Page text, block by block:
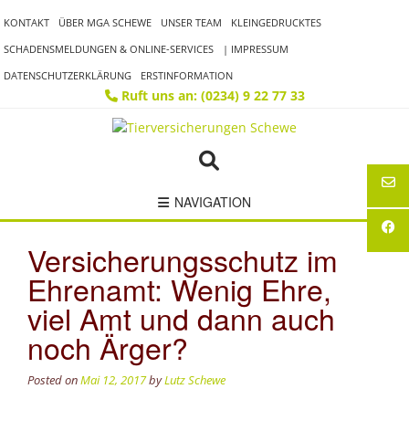
to
content
KONTAKT ÜBER MGA SCHEWE UNSER TEAM
KLEINGEDRUCKTES
SCHADENSMELDUNGEN & ONLINE-SERVICES
| IMPRESSUM
DATENSCHUTZERKLÄRUNG
ERSTINFORMATION
Ruft uns an: (0234) 9 22 77 33
NAVIGATION
Versicherungsschutz im
Ehrenamt: Wenig Ehre,
viel Amt und dann auch
noch Ärger?
Posted onMai 12, 2017byLutz Schewe